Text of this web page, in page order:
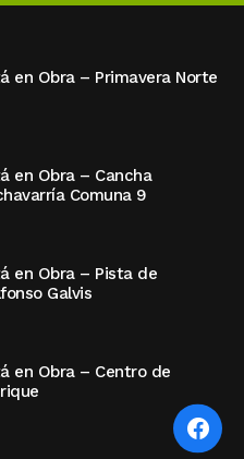
en Obra – Primavera Norte
en Obra – Cancha
Comuna 9
en Obra – Pista de
Galvis
en Obra – Centro de